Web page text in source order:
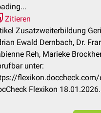
Zitieren
Zusatzweiterbildung
Ewald Dernbach, Dr.
Reh, Marieke
unter:
Flexikon